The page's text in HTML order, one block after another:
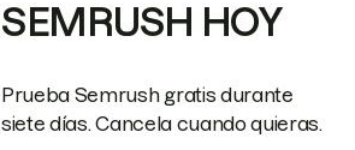
SEMRUSH HOY
Prueba Semrush gratis durante
siete días. Cancela cuando quieras.